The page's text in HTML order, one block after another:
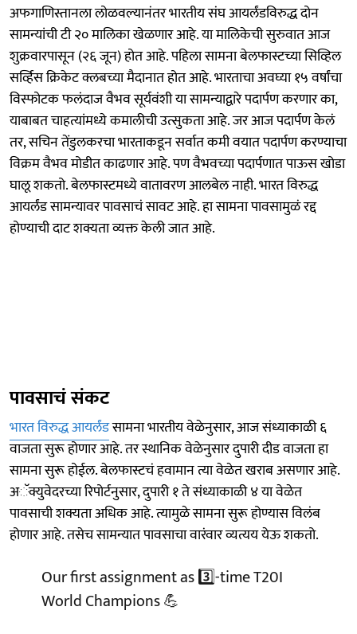
अफगाणिस्तानला लोळवल्यानंतर भारतीय संघ आयर्लंडविरुद्ध दोन
सामन्यांची टी २० मालिका खेळणार आहे. या मालिकेची सुरुवात आज
शुक्रवारपासून (२६ जून) होत आहे. पहिला सामना बेलफास्टच्या सिव्हिल
सर्व्हिस क्रिकेट क्लबच्या मैदानात होत आहे. भारताचा अवघ्या १५ वर्षांचा
विस्फोटक फलंदाज वैभव सूर्यवंशी या सामन्याद्वारे पदार्पण करणार का,
याबाबत चाहत्यांमध्ये कमालीची उत्सुकता आहे. जर आज पदार्पण केलं
तर, सचिन तेंडुलकरचा भारताकडून सर्वात कमी वयात पदार्पण करण्याचा
विक्रम वैभव मोडीत काढणार आहे. पण वैभवच्या पदार्पणात पाऊस खोडा
घालू शकतो. बेलफास्टमध्ये वातावरण आलबेल नाही. भारत विरुद्ध
आयर्लंड सामन्यावर पावसाचं सावट आहे. हा सामना पावसामुळं रद्द
होण्याची दाट शक्यता व्यक्त केली जात आहे.
पावसाचं संकट
भारत विरुद्ध आयर्लंडसामना भारतीय वेळेनुसार, आज संध्याकाळी ६
वाजता सुरू होणार आहे. तर स्थानिक वेळेनुसार दुपारी दीड वाजता हा
सामना सुरू होईल. बेलफास्टचं हवामान त्या वेळेत खराब असणार आहे.
अॅक्युवेदरच्या रिपोर्टनुसार, दुपारी १ ते संध्याकाळी ४ या वेळेत
पावसाची शक्यता अधिक आहे. त्यामुळे सामना सुरू होण्यास विलंब
होणार आहे. तसेच सामन्यात पावसाचा वारंवार व्यत्यय येऊ शकतो.
Our first assignment as 3️⃣-time T20I
World Champions 💪